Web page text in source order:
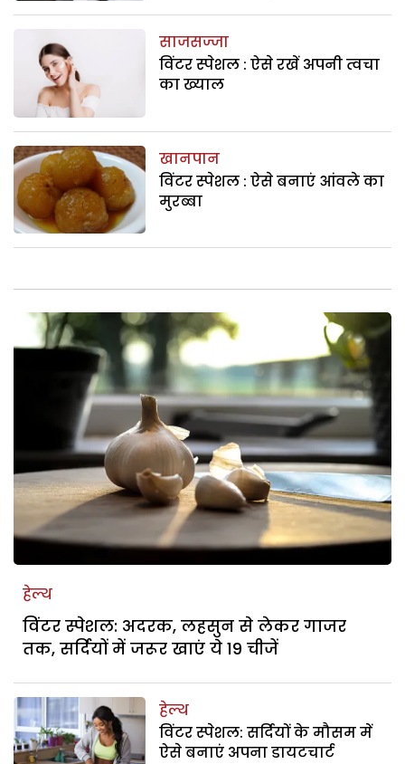
साजसज्जा
विंटर स्पेशल : ऐसे रखें अपनी त्वचा
का ख्याल
खानपान
विंटर स्पेशल : ऐसे बनाएं आंवले का
मुरब्बा
हेल्थ
विंटर स्पेशल: अदरक, लहसुन से लेकर गाजर
तक, सर्दियों में जरूर खाएं ये 19 चीजें
हेल्थ
विंटर स्पेशल: सर्दियों के मौसम में
ऐसे बनाएं अपना डायटचार्ट